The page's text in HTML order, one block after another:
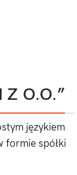
Z O.O.”
językiem
formie spółki